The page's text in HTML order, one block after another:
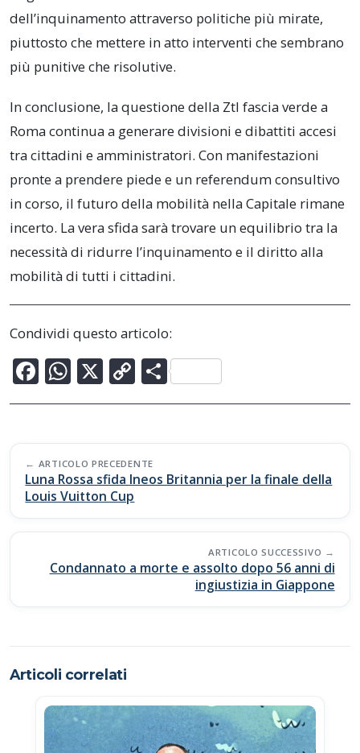
dell’inquinamento attraverso politiche più mirate,
piuttosto che mettere in atto interventi che sembrano
più punitive che risolutive.
In conclusione, la questione della Ztl fascia verde a
Roma continua a generare divisioni e dibattiti accesi
tra cittadini e amministratori. Con manifestazioni
pronte a prendere piede e un referendum consultivo
in corso, il futuro della mobilità nella Capitale rimane
incerto. La vera sfida sarà trovare un equilibrio tra la
necessità di ridurre l’inquinamento e il diritto alla
mobilità di tutti i cittadini.
Condividi questo articolo:
F
ac
b
o
o
k
W
h
s
A
p
p
X C
o
y
Li
k
C
o
di
vi
Post
navigation
ARTICOLO PRECEDENTE
Luna Rossa sfida Ineos Britannia per la finale della
Louis Vuitton Cup
ARTICOLO SUCCESSIVO
Condannato a morte e assolto dopo 56 anni di
ingiustizia in Giappone
Articoli correlati